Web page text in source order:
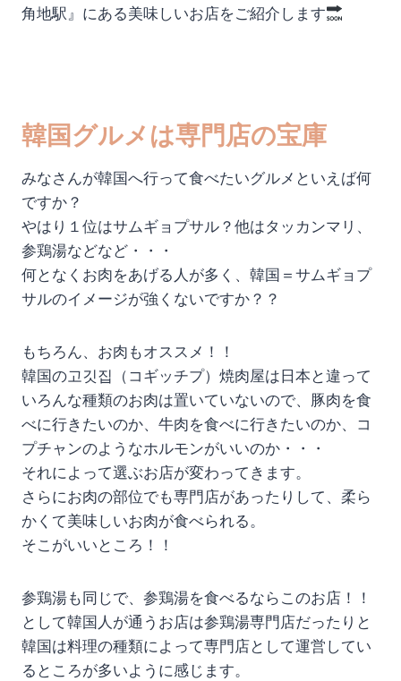
角地駅』にある美味しいお店をご紹介します
韓国グルメは専門店の宝庫
みなさんが韓国へ行って食べたいグルメといえば何
ですか？
やはり１位はサムギョプサル？他はタッカンマリ、
参鶏湯などなど・・・
何となくお肉をあげる人が多く、韓国＝サムギョプ
サルのイメージが強くないですか？？
もちろん、お肉もオススメ！！
韓国の고깃집（コギッチプ）焼肉屋は日本と違って
いろんな種類のお肉は置いていないので、豚肉を食
べに行きたいのか、牛肉を食べに行きたいのか、コ
プチャンのようなホルモンがいいのか・・・
それによって選ぶお店が変わってきます。
さらにお肉の部位でも専門店があったりして、柔ら
かくて美味しいお肉が食べられる。
そこがいいところ！！
参鶏湯も同じで、参鶏湯を食べるならこのお店！！
として韓国人が通うお店は参鶏湯専門店だったりと
韓国は料理の種類によって専門店として運営してい
るところが多いように感じます。